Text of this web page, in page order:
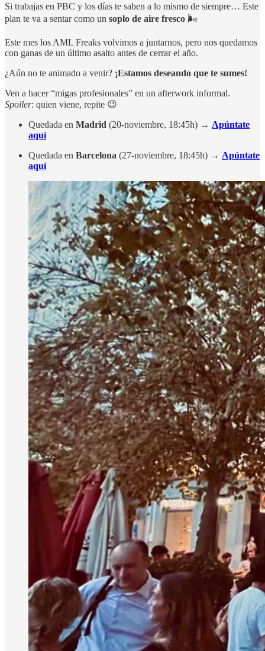
Si trabajas en PBC y los días te saben a lo mismo de siempre… Este
plan te va a sentar como un soplo de aire fresco 🌬️
Este mes los AML Freaks volvimos a juntarnos, pero nos quedamos
con ganas de un último asalto antes de cerrar el año.
¿Aún no te animado a venir? ¡Estamos deseando que te sumes!
Ven a hacer “migas profesionales” en un afterwork informal.
Spoiler: quien viene, repite 😉
Quedada en Madrid (20-noviembre, 18:45h) → Apúntate
aquí
Quedada en Barcelona (27-noviembre, 18:45h) → Apúntate
aquí